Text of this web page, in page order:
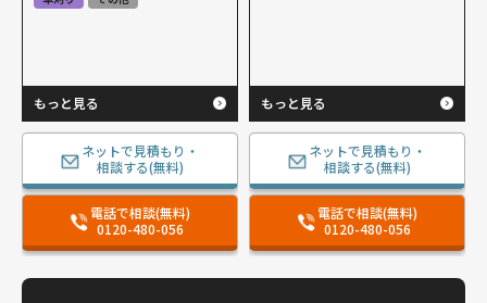
もっと見る
ネットで見積もり・
相談する(無料)
電話で相談(無料)
0120-480-056
もっと見る
ネットで見積もり・
相談する(無料)
電話で相談(無料)
0120-480-056